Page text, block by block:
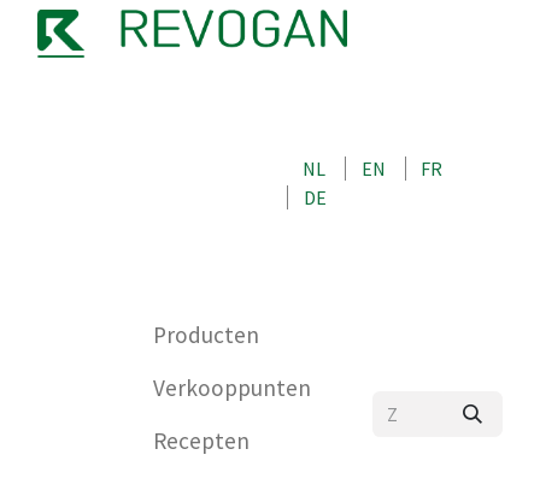
NL EN
FR
DE
Producten
Verkooppunten
Recepten